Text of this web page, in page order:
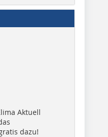
Aktuell
dazu!